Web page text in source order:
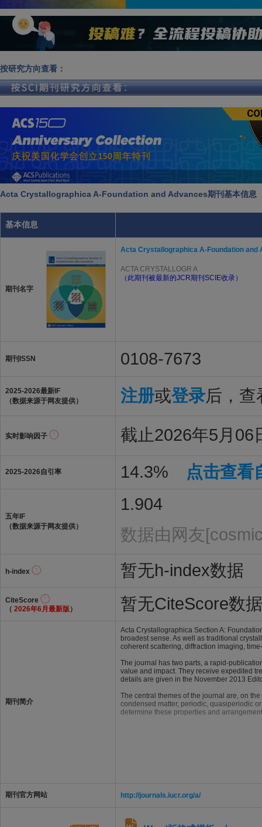
按研究方向查看：
Acta Crystallographica A-Foundation and Advances期刊基本信息
基本信息
期刊名字
Acta Crystallographica A-Foundation and
ACTA CRYSTALLOGR A
（此期刊被最新的JCR期刊SCIE收录）
期刊ISSN 0108-7673
2025-2026最新IF
（数据来源于网友提供）
注册或登录后，查
实时影响因子 截止2026年5月06
2025-2026自引率 14.3% 点击查看
五年IF
（数据来源于网友提供）
1.904
数据由网友
h-index 暂无h-index数据
CiteScore
（ 2026年6月最新版 ） 暂无CiteScore数据
期刊简介
Acta Crystallographica Section A:
broadest sense. As well as traditional
coherent scattering, diffraction imaging,
The journal has two parts, a rapid-
value and impact. They receive expedited
details are given in the November 2013
The central themes of the journal are, on
condensed matter, periodic, quasiperiodic
determine these properties and
期刊官方网站 http://journals.iucr.org/a/